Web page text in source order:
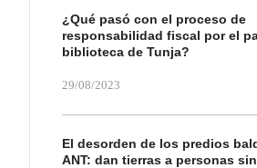
¿Qué pasó con el proceso de
responsabilidad fiscal por el
biblioteca de Tunja?
29/08/2023
El desorden de los predios
ANT: dan tierras a personas